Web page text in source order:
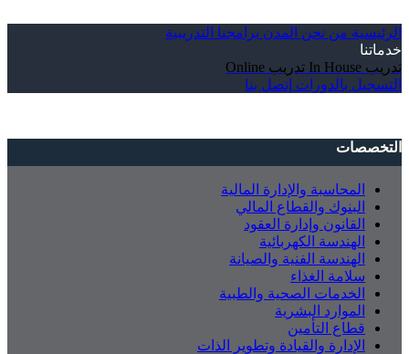
الرئيسية من نحن المدن برامجنا التدريبية
خدماتنا
تدريب In House
تدريب Online
التسجيل بالدورات إتصل بنا
التخصصات
المحاسبة والإدارة المالية
البنوك والقطاع المالي
القانون وإدارة العقود
الهندسة الكهربائية
الهندسة الفنية والصيانة
سلامة الغذاء
الخدمات الصحية والطبية
الموارد البشرية
قطاع التأمين
الإدارة والقيادة وتطوير الذات